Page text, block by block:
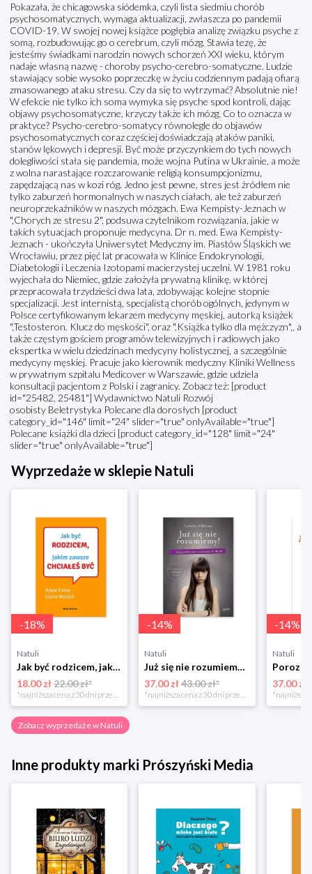
Pokazała, że chicagowska siódemka, czyli lista siedmiu chorób
psychosomatycznych, wymaga aktualizacji, zwłaszcza po pandemii
COVID-19. W swojej nowej książce pogłębia analizę związku psyche z
somą, rozbudowując go o cerebrum, czyli mózg. Stawia tezę, że
jesteśmy świadkami narodzin nowych schorzeń XXI wieku, którym
nadaje własną nazwę - choroby psycho-cerebro-somatyczne. Ludzie
stawiający sobie wysoko poprzeczkę w życiu codziennym padają ofiarą
zmasowanego ataku stresu. Czy da się to wytrzymać? Absolutnie nie!
W efekcie nie tylko ich soma wymyka się psyche spod kontroli, dając
objawy psychosomatyczne, krzyczy także ich mózg. Co to oznacza w
praktyce? Psycho-cerebro-somatycy równolegle do objawów
psychosomatycznych coraz częściej doświadczają ataków paniki,
stanów lękowych i depresji. Być może przyczynkiem do tych nowych
dolegliwości stała się pandemia, może wojna Putina w Ukrainie, a może
z wolna narastające rozczarowanie religią konsumpcjonizmu,
zapędzającą nas w kozi róg. Jedno jest pewne, stres jest źródłem nie
tylko zaburzeń hormonalnych w naszych ciałach, ale też zaburzeń
neuroprzekaźników w naszych mózgach. Ewa Kempisty-Jeznach w
",Chorych ze stresu 2", podsuwa czytelnikom rozwiązania, jakie w
takich sytuacjach proponuje medycyna. Dr n. med. Ewa Kempisty-
Jeznach - ukończyła Uniwersytet Medyczny im. Piastów Śląskich we
Wrocławiu, przez pięć lat pracowała w Klinice Endokrynologii,
Diabetologii i Leczenia Izotopami macierzystej uczelni. W 1981 roku
wyjechała do Niemiec, gdzie założyła prywatną klinikę, w której
przepracowała trzydzieści dwa lata, zdobywając kolejne stopnie
specjalizacji. Jest internistą, specjalistą chorób ogólnych, jedynym w
Polsce certyfikowanym lekarzem medycyny męskiej, autorką książek
",Testosteron. Klucz do męskości", oraz ",Książka tylko dla mężczyzn",, a
także częstym gościem programów telewizyjnych i radiowych jako
ekspertka w wielu dziedzinach medycyny holistycznej, a szczególnie
medycyny męskiej. Pracuje jako kierownik medyczny Kliniki Wellness
w prywatnym szpitalu Medicover w Warszawie, gdzie udziela
konsultacji pacjentom z Polski i zagranicy. Zobacz też: [product
id="25482, 25481"] Wydawnictwo Natuli Rozwój
osobisty Beletrystyka Polecane dla dorosłych [product
category_id="146" limit="24" slider="true" onlyAvailable="true"]
Polecane książki dla dzieci [product category_id="128" limit="24"
slider="true" onlyAvailable="true"]
Wyprzedaże w sklepie Natuli
-18%
Natuli
Jak być rodzicem, jakim zawsze chciałeś być Media rodzina
18.00 zł22.00 zł*
*najniższa cena z 30 dni przed obniżką
-14%
Natuli
Już się nie rozumiemy! Jak przeżyć czas trzaskających drzwi Esprit
37.00 zł 43.00 zł*
*najniższa cena z 30 dni przed obniżką
-14%
Natuli
37.00 zł
Zobacz wyprzedaże w Natuli
Inne produkty marki Prószyński Media